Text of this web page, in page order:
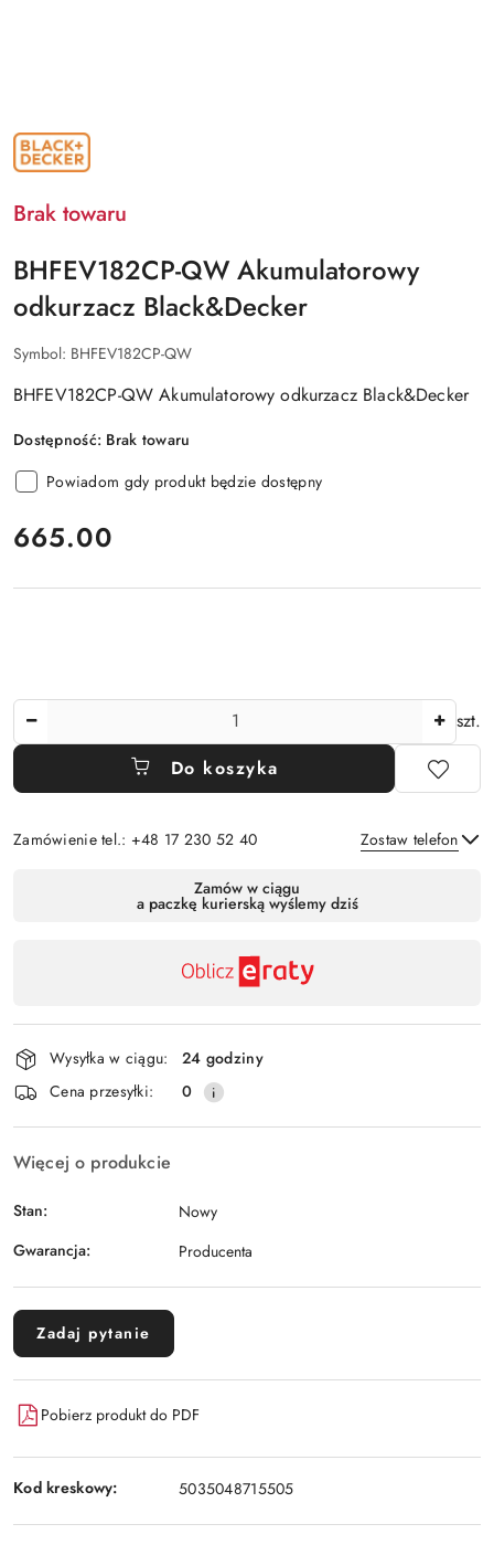
NAZWA
PRODUCENTA:
BLACK&DECKER
Brak towaru
BHFEV182CP-QW Akumulatorowy
odkurzacz Black&Decker
Symbol: BHFEV182CP-QW
BHFEV182CP-QW Akumulatorowy odkurzacz Black&Decker
Dostępność: Brak towaru
Powiadom gdy produkt będzie dostępny
cena:
665.00
szt.
Do koszyka
Zamówienie tel.: +48 17 230 52 40 Zostaw telefon
Zamów w ciągu
a paczkę kurierską wyślemy dziś
Wysyłka w ciągu:
24 godziny
Cena przesyłki:
0
Więcej o produkcie
Stan:
Nowy
Gwarancja:
Producenta
Zadaj pytanie
Pobierz produkt do PDF
Kod kreskowy: 5035048715505